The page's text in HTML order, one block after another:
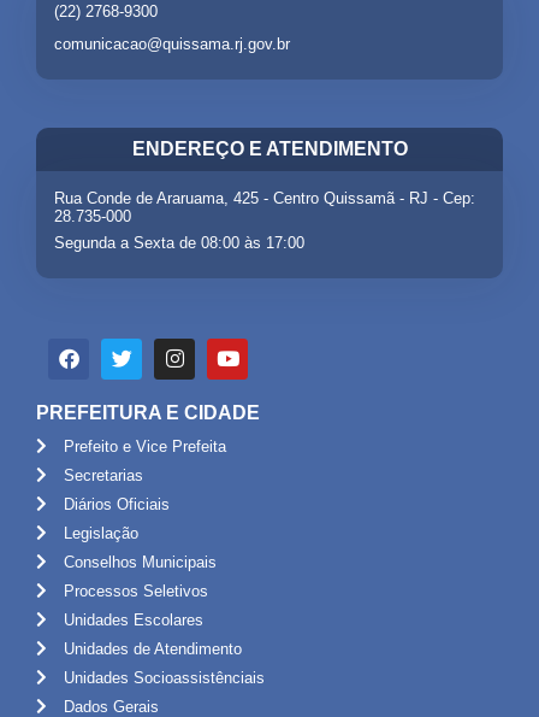
(22) 2768-9300
comunicacao@quissama.rj.gov.br
ENDEREÇO E ATENDIMENTO
Rua Conde de Araruama, 425 - Centro Quissamã - RJ - Cep:
28.735-000
Segunda a Sexta de 08:00 às 17:00
PREFEITURA E CIDADE
Prefeito e Vice Prefeita
Secretarias
Diários Oficiais
Legislação
Conselhos Municipais
Processos Seletivos
Unidades Escolares
Unidades de Atendimento
Unidades Socioassistênciais
Dados Gerais